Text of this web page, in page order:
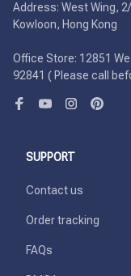
Address: West Wing,
Kowloon, Hong Kong
Office Store: 12851
92841 ( Please call
SUPPORT
Contact us
Order tracking
FAQs